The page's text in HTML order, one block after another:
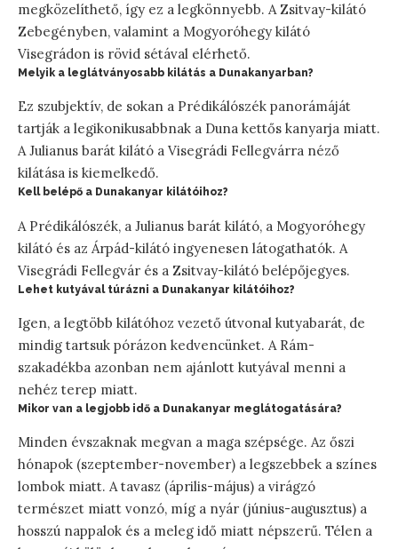
megközelíthető, így ez a legkönnyebb. A Zsitvay-kilátó
Zebegényben, valamint a Mogyoróhegy kilátó
Visegrádon is rövid sétával elérhető.
Melyik a leglátványosabb kilátás a Dunakanyarban?
Ez szubjektív, de sokan a Prédikálószék panorámáját
tartják a legikonikusabbnak a Duna kettős kanyarja miatt.
A Julianus barát kilátó a Visegrádi Fellegvárra néző
kilátása is kiemelkedő.
Kell belépő a Dunakanyar kilátóihoz?
A Prédikálószék, a Julianus barát kilátó, a Mogyoróhegy
kilátó és az Árpád-kilátó ingyenesen látogathatók. A
Visegrádi Fellegvár és a Zsitvay-kilátó belépőjegyes.
Lehet kutyával túrázni a Dunakanyar kilátóihoz?
Igen, a legtöbb kilátóhoz vezető útvonal kutyabarát, de
mindig tartsuk pórázon kedvencünket. A Rám-
szakadékba azonban nem ajánlott kutyával menni a
nehéz terep miatt.
Mikor van a legjobb idő a Dunakanyar meglátogatására?
Minden évszaknak megvan a maga szépsége. Az őszi
hónapok (szeptember-november) a legszebbek a színes
lombok miatt. A tavasz (április-május) a virágzó
természet miatt vonzó, míg a nyár (június-augusztus) a
hosszú nappalok és a meleg idő miatt népszerű. Télen a